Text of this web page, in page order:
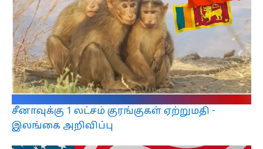
சீனாவுக்கு 1 லட்சம் குரங்குகள் ஏற்றுமதி -
இலங்கை அறிவிப்பு